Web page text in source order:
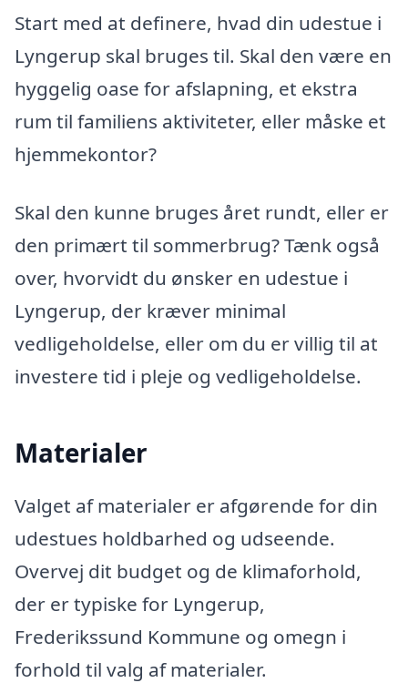
Start med at definere, hvad din udestue i
Lyngerup skal bruges til. Skal den være en
hyggelig oase for afslapning, et ekstra
rum til familiens aktiviteter, eller måske et
hjemmekontor?
Skal den kunne bruges året rundt, eller er
den primært til sommerbrug? Tænk også
over, hvorvidt du ønsker en udestue i
Lyngerup, der kræver minimal
vedligeholdelse, eller om du er villig til at
investere tid i pleje og vedligeholdelse.
Materialer
Valget af materialer er afgørende for din
udestues holdbarhed og udseende.
Overvej dit budget og de klimaforhold,
der er typiske for Lyngerup,
Frederikssund Kommune og omegn i
forhold til valg af materialer.